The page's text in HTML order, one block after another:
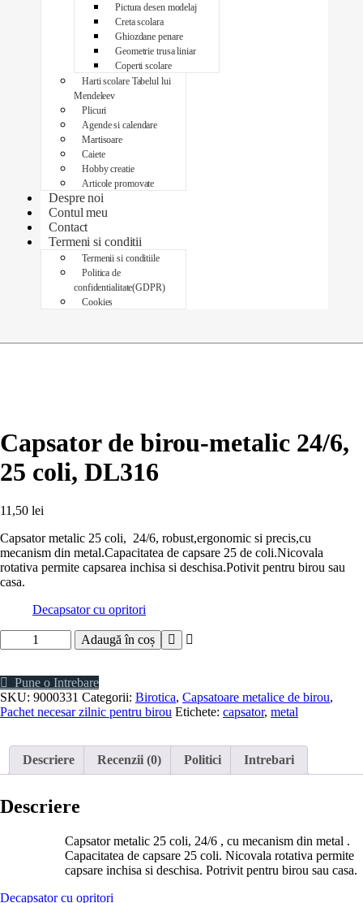
Pictura desen modelaj
Creta scolara
Ghiozdane penare
Geometrie trusa liniar
Coperti scolare
Harti scolare Tabelul lui
Mendeleev
Plicuri
Agende si calendare
Martisoare
Caiete
Hobby creatie
Articole promovate
Despre noi
Contul meu
Contact
Termeni si conditii
Termenii si conditiile
Politica de
confidentialitate(GDPR)
Cookies
Capsator de birou-metalic 24/6,
25 coli, DL316
11,50 lei
Capsator metalic 25 coli, 24/6, robust,ergonomic si precis,cu
mecanism din metal.Capacitatea de capsare 25 de coli.Nicovala
rotativa permite capsarea inchisa si deschisa.Potivit pentru birou sau
casa.
Decapsator cu opritori
Adaugă în coș
Pune o Intrebare
SKU: 9000331 Categorii: Birotica, Capsatoare metalice de birou,
Pachet necesar zilnic pentru birou Etichete: capsator, metal
Descriere Recenzii (0) Politici Intrebari
Descriere
Capsator metalic 25 coli, 24/6 , cu mecanism din metal .
Capacitatea de capsare 25 coli. Nicovala rotativa permite
capsare inchisa si deschisa. Potrivit pentru birou sau casa.
Decapsator cu opritori